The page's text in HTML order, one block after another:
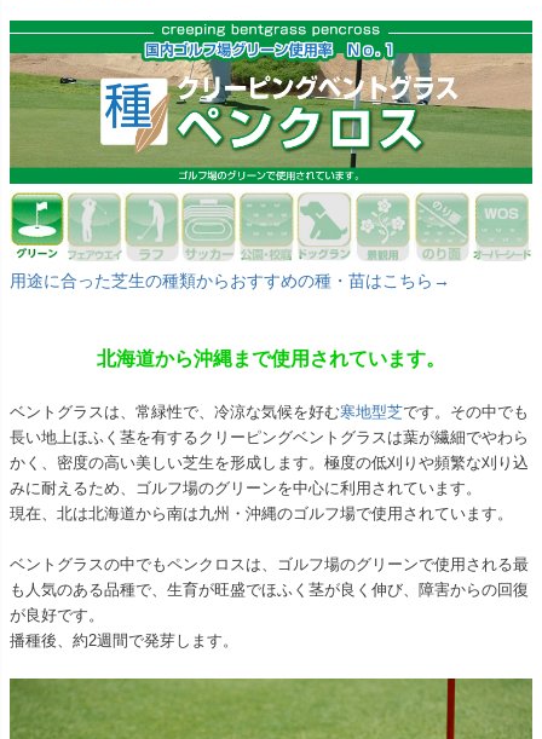
用途に合った芝生の種類からおすすめの種・苗はこちら→
北海道から沖縄まで使用されています。
ベントグラスは、常緑性で、冷涼な気候を好む寒地型芝です。その中でも
長い地上ほふく茎を有するクリーピングベントグラスは葉が繊細でやわら
かく、密度の高い美しい芝生を形成します。極度の低刈りや頻繁な刈り込
みに耐えるため、ゴルフ場のグリーンを中心に利用されています。
現在、北は北海道から南は九州・沖縄のゴルフ場で使用されています。
ベントグラスの中でもペンクロスは、ゴルフ場のグリーンで使用される最
も人気のある品種で、生育が旺盛でほふく茎が良く伸び、障害からの回復
が良好です。
播種後、約2週間で発芽します。